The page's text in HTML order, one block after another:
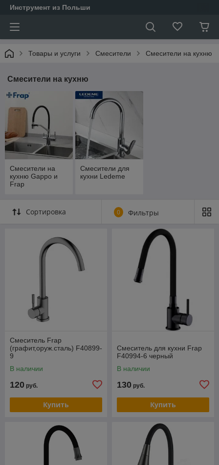
Инструмент из Польши
Товары и услуги Смесители Смесители на кухню
Смесители на кухню
Смесители на
кухню Gappo и
Frap
Смесители для
кухни Ledeme
Сортировка 0 Фильтры
Смеситель Frap
(графит,оруж.сталь) F40899-
9
В наличии
120 руб.
Купить
Смеситель для кухни Frap
F40994-6 черный
В наличии
130 руб.
Купить